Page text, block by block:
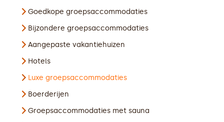
Goedkope groepsaccommodaties
Bijzondere groepsaccommodaties
Aangepaste vakantiehuizen
Hotels
Luxe groepsaccommodaties
Boerderijen
Groepsaccommodaties met sauna